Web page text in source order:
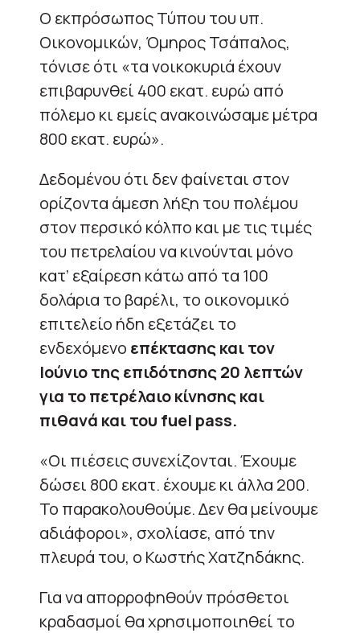
Ο εκπρόσωπος Τύπου του υπ.
Οικονομικών, Όμηρος Τσάπαλος,
τόνισε ότι «τα νοικοκυριά έχουν
επιβαρυνθεί 400 εκατ. ευρώ από
πόλεμο κι εμείς ανακοινώσαμε μέτρα
800 εκατ. ευρώ».
Δεδομένου ότι δεν φαίνεται στον
ορίζοντα άμεση λήξη του πολέμου
στον περσικό κόλπο και με τις τιμές
του πετρελαίου να κινούνται μόνο
κατ’ εξαίρεση κάτω από τα 100
δολάρια το βαρέλι, το οικονομικό
επιτελείο ήδη εξετάζει το
ενδεχόμενο επέκτασης και τον
Ιούνιο της επιδότησης 20 λεπτών
για το πετρέλαιο κίνησης και
πιθανά και του fuel pass.
«Οι πιέσεις συνεχίζονται. Έχουμε
δώσει 800 εκατ. έχουμε κι άλλα 200.
Το παρακολουθούμε. Δεν θα μείνουμε
αδιάφοροι», σχολίασε, από την
πλευρά του, ο Κωστής Χατζηδάκης.
Για να απορροφηθούν πρόσθετοι
κραδασμοί θα χρησιμοποιηθεί το